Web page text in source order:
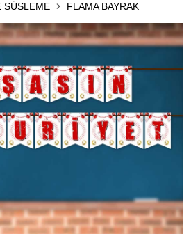
SÜSLEME FLAMA BAYRAK